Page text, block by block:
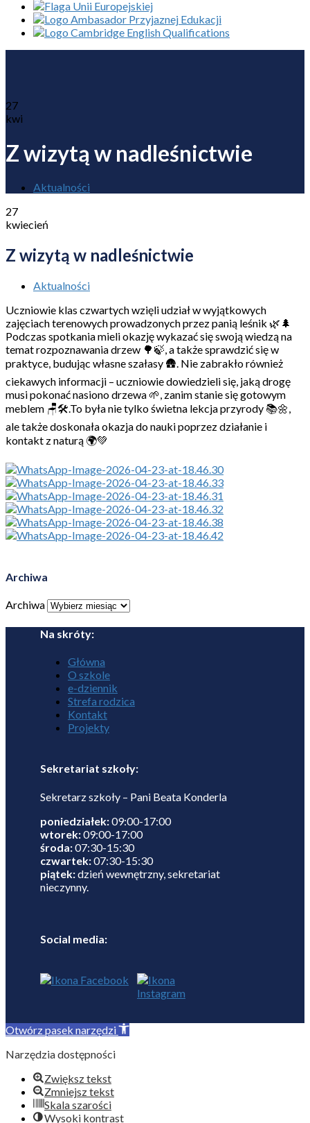
27
kwi
Z wizytą w nadleśnictwie
Aktualności
27
kwiecień
Z wizytą w nadleśnictwie
Aktualności
Uczniowie klas czwartych wzięli udział w wyjątkowych
zajęciach terenowych prowadzonych przez panią leśnik 🌿🌲
Podczas spotkania mieli okazję wykazać się swoją wiedzą na
temat rozpoznawania drzew 🌳🍃, a także sprawdzić się w
praktyce, budując własne szałasy 🛖. Nie zabrakło również
ciekawych informacji – uczniowie dowiedzieli się, jaką drogę
musi pokonać nasiono drzewa 🌱, zanim stanie się gotowym
meblem 🪑🛠️.To była nie tylko świetna lekcja przyrody 📚🌼,
ale także doskonała okazja do nauki poprzez działanie i
kontakt z naturą 🌍💚
Archiwa
Archiwa
Na skróty:
Główna
O szkole
e-dziennik
Strefa rodzica
Kontakt
Projekty
Sekretariat szkoły:
Sekretarz szkoły – Pani Beata Konderla
poniedziałek:09:00-17:00
wtorek:09:00-17:00
środa:07:30-15:30
czwartek:07:30-15:30
piątek:dzień wewnętrzny, sekretariat
nieczynny.
Social media:
Otwórz pasek narzędzi
Narzędzia dostępności
Zwiększ tekst
Zmniejsz tekst
Skala szarości
Wysoki kontrast